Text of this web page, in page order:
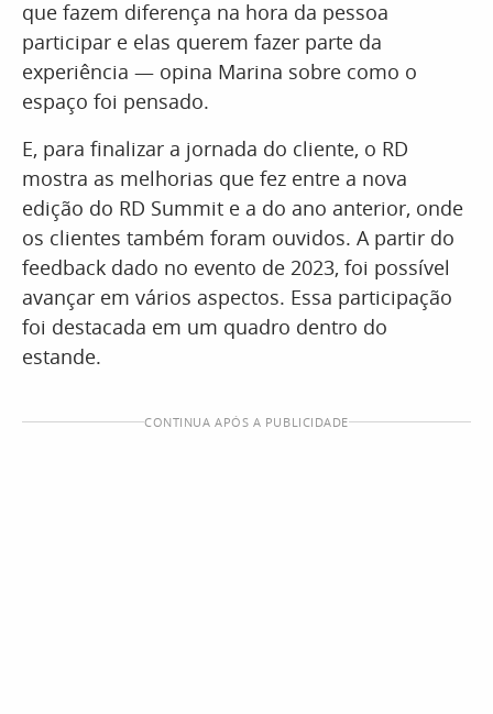
que fazem diferença na hora da pessoa
participar e elas querem fazer parte da
experiência — opina Marina sobre como o
espaço foi pensado.
E, para finalizar a jornada do cliente, o RD
mostra as melhorias que fez entre a nova
edição do RD Summit e a do ano anterior, onde
os clientes também foram ouvidos. A partir do
feedback dado no evento de 2023, foi possível
avançar em vários aspectos. Essa participação
foi destacada em um quadro dentro do
estande.
CONTINUA APÓS A PUBLICIDADE